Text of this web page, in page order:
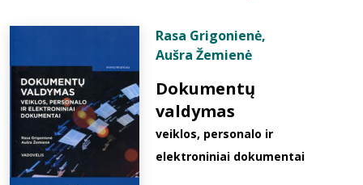
Rasa Grigonienė,
Aušra Žemienė
Dokumentų
valdymas
veiklos, personalo ir
elektroniniai dokumentai